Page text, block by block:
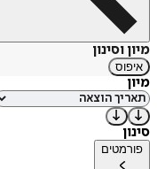
מיון וסינון
איפוס
מיון
סינון
פורמטים